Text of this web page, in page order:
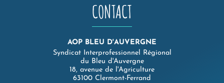
CONTACT
AOP BLEU D'AUVERGNE
Syndicat Interprofessionnel Régional
du Bleu d'Auvergne
18, avenue de l'Agriculture
63100 Clermont-Ferrand